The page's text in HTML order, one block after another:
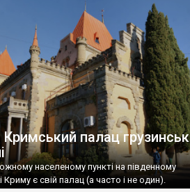
палац
населеному пункті на південному
є свій палац (а часто і не один).